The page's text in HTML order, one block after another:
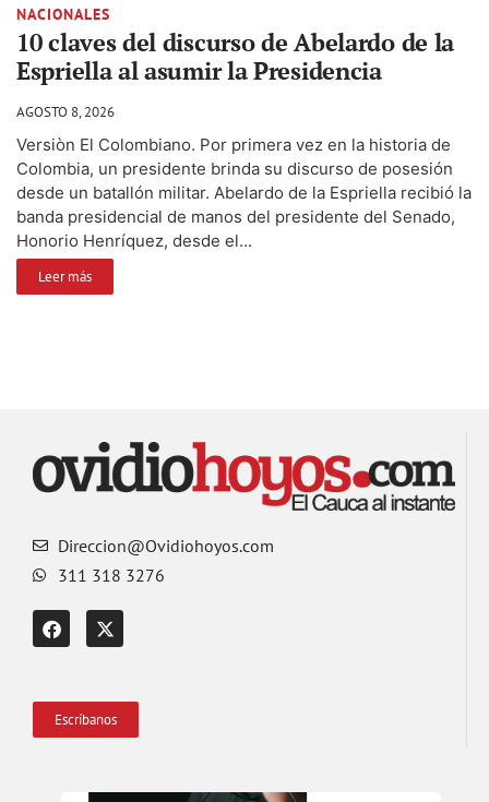
NACIONALES
10 claves del discurso de Abelardo de la
Espriella al asumir la Presidencia
AGOSTO 8, 2026
Versiòn El Colombiano. Por primera vez en la historia de
Colombia, un presidente brinda su discurso de posesión
desde un batallón militar. Abelardo de la Espriella recibió la
banda presidencial de manos del presidente del Senado,
Honorio Henríquez, desde el...
Leer más
Direccion@Ovidiohoyos.com
311 318 3276
Escríbanos